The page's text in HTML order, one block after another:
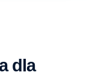
dla